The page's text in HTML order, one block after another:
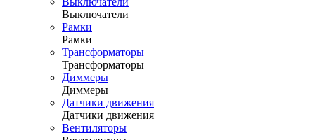
Выключатели
Рамки
Рамки
Трансформаторы
Трансформаторы
Диммеры
Диммеры
Датчики движения
Датчики движения
Вентиляторы